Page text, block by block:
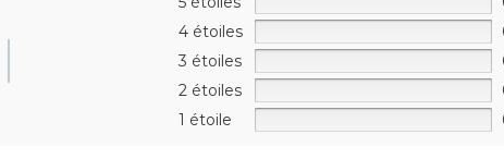
4 étoiles
3 étoiles
2 étoiles
1 étoile